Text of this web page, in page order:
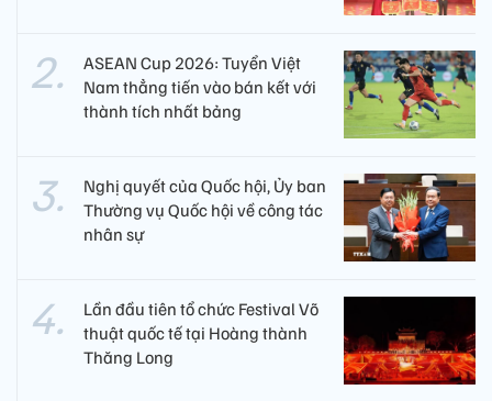
ASEAN Cup 2026: Tuyển Việt
Nam thẳng tiến vào bán kết với
thành tích nhất bảng
Nghị quyết của Quốc hội, Ủy ban
Thường vụ Quốc hội về công tác
nhân sự
Lần đầu tiên tổ chức Festival Võ
thuật quốc tế tại Hoàng thành
Thăng Long